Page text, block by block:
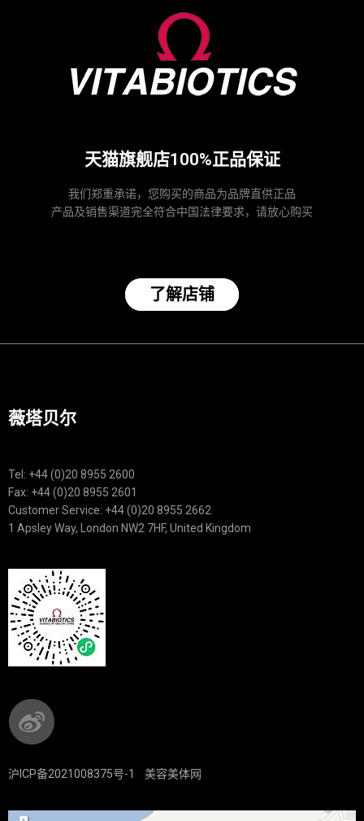
天猫旗舰店100%正品保证
我们郑重承诺，您购买的商品为品牌直供正品
产品及销售渠道完全符合中国法律要求，请放心购买
了解店铺
薇塔贝尔
Tel: +44 (0)20 8955 2600
Fax: +44 (0)20 8955 2601
Customer Service: +44 (0)20 8955 2662
1 Apsley Way, London NW2 7HF, United Kingdom
沪ICP备2021008375号-1 美容美体网